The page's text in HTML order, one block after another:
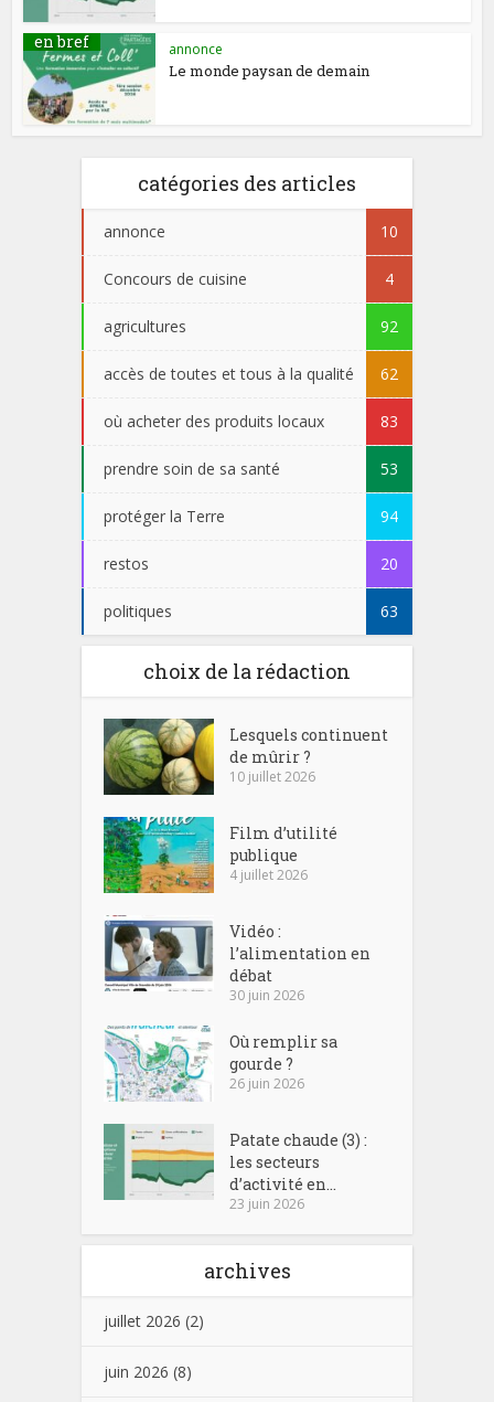
en bref annonce
Le monde paysan de demain
catégories des articles
annonce 10
Concours de cuisine 4
agricultures 92
accès de toutes et tous à la qualité 62
où acheter des produits locaux 83
prendre soin de sa santé 53
protéger la Terre 94
restos 20
politiques 63
choix de la rédaction
Lesquels continuent
de mûrir ?
10 juillet 2026
Film d’utilité
publique
4 juillet 2026
Vidéo :
l’alimentation en
débat
30 juin 2026
Où remplir sa
gourde ?
26 juin 2026
Patate chaude (3) :
les secteurs
d’activité en...
23 juin 2026
archives
juillet 2026 (2)
juin 2026 (8)